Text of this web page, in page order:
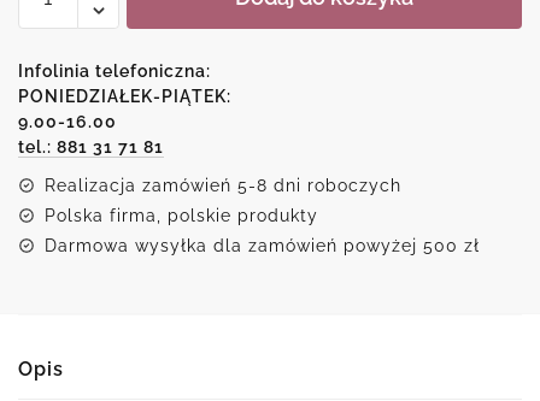
Obraz
Niebieska
abstrakcja
Infolinia telefoniczna:
PONIEDZIAŁEK-PIĄTEK:
9.00-16.00
tel.: 881 31 71 81
Realizacja zamówień 5-8 dni roboczych
Polska firma, polskie produkty
Darmowa wysyłka dla zamówień powyżej 500 zł
Opis